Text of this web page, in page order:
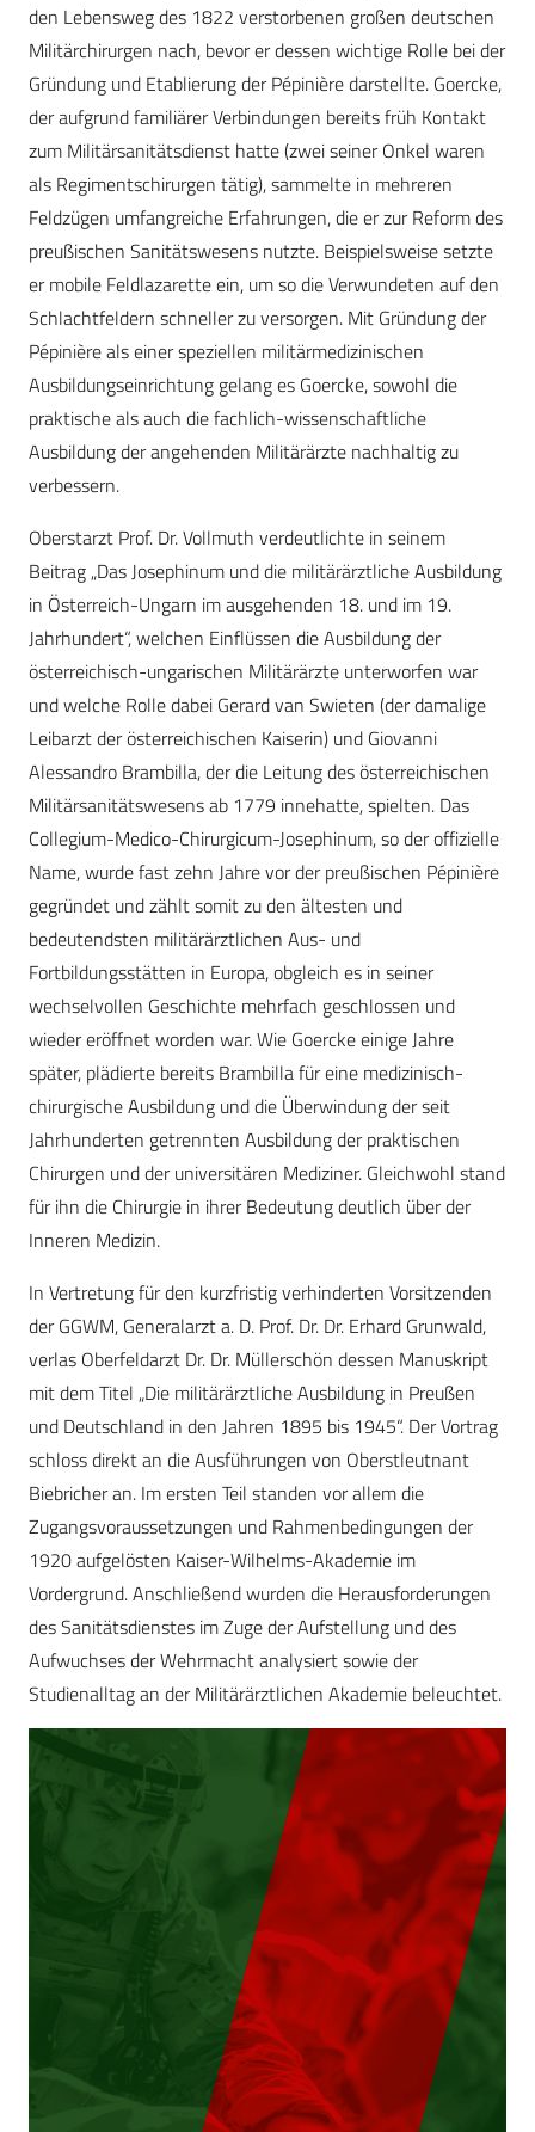
den Lebensweg des 1822 verstorbenen großen deutschen
Militärchirurgen nach, bevor er dessen wichtige Rolle bei der
Gründung und Etablierung der Pépinière darstellte. Goercke,
der aufgrund familiärer Verbindungen bereits früh Kontakt
zum Militärsanitätsdienst hatte (zwei seiner Onkel waren
als Regimentschirurgen tätig), sammelte in mehreren
Feldzügen umfangreiche Erfahrungen, die er zur Reform des
preußischen Sanitätswesens nutzte. Beispielsweise setzte
er mobile Feldlazarette ein, um so die Verwundeten auf den
Schlachtfeldern schneller zu versorgen. Mit Gründung der
Pépinière als einer speziellen militärmedizinischen
Ausbildungseinrichtung gelang es Goercke, sowohl die
praktische als auch die fachlich-wissenschaftliche
Ausbildung der angehenden Militärärzte nachhaltig zu
verbessern.
Oberstarzt Prof. Dr. Vollmuth verdeutlichte in seinem
Beitrag „Das Josephinum und die militärärztliche Ausbildung
in Österreich-Ungarn im ausgehenden 18. und im 19.
Jahrhundert“, welchen Einflüssen die Ausbildung der
österreichisch-ungarischen Militärärzte unterworfen war
und welche Rolle dabei Gerard van Swieten (der damalige
Leibarzt der österreichischen Kaiserin) und Giovanni
Alessandro Brambilla, der die Leitung des österreichischen
Militärsanitätswesens ab 1779 innehatte, spielten. Das
Collegium-Medico-Chirurgicum-Josephinum, so der offizielle
Name, wurde fast zehn Jahre vor der preußischen Pépinière
gegründet und zählt somit zu den ältesten und
bedeutendsten militärärztlichen Aus- und
Fortbildungsstätten in Europa, obgleich es in seiner
wechselvollen Geschichte mehrfach geschlossen und
wieder eröffnet worden war. Wie Goercke einige Jahre
später, plädierte bereits Brambilla für eine medizinisch-
chirurgische Ausbildung und die Überwindung der seit
Jahrhunderten getrennten Ausbildung der praktischen
Chirurgen und der universitären Mediziner. Gleichwohl stand
für ihn die Chirurgie in ihrer Bedeutung deutlich über der
Inneren Medizin.
In Vertretung für den kurzfristig verhinderten Vorsitzenden
der GGWM, Generalarzt a. D. Prof. Dr. Dr. Erhard Grunwald,
verlas Oberfeldarzt Dr. Dr. Müllerschön dessen Manuskript
mit dem Titel „Die militärärztliche Ausbildung in Preußen
und Deutschland in den Jahren 1895 bis 1945“. Der Vortrag
schloss direkt an die Ausführungen von Oberstleutnant
Biebricher an. Im ersten Teil standen vor allem die
Zugangsvoraussetzungen und Rahmenbedingungen der
1920 aufgelösten Kaiser-Wilhelms-Akademie im
Vordergrund. Anschließend wurden die Herausforderungen
des Sanitätsdienstes im Zuge der Aufstellung und des
Aufwuchses der Wehrmacht analysiert sowie der
Studienalltag an der Militärärztlichen Akademie beleuchtet.